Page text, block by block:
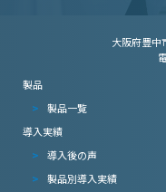
大阪府豊中
製品
製品一覧
導入実績
導入後の声
製品別導入実績